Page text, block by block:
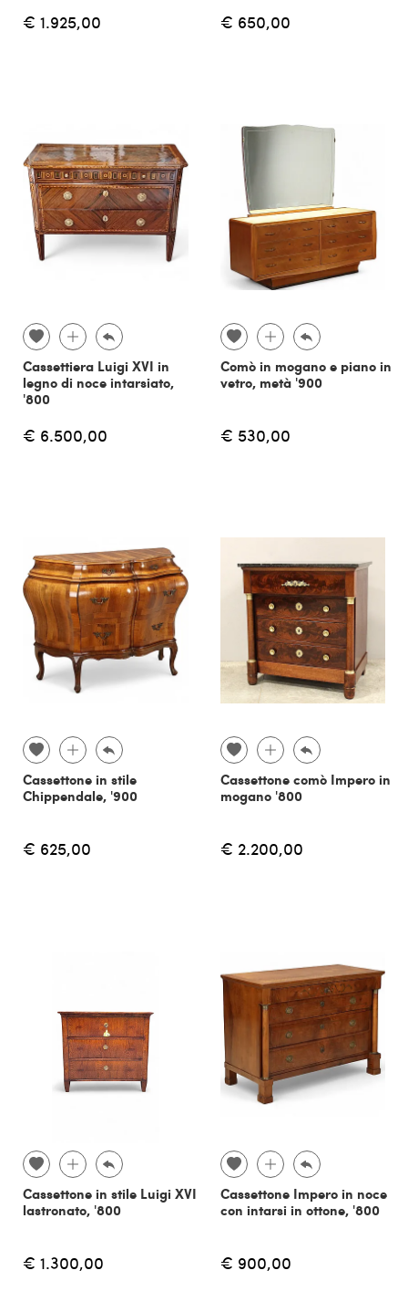
€ 1.925,00 € 650,00
Cassettiera Luigi XVI in
legno di noce intarsiato,
'800
€ 6.500,00
Comò in mogano e piano in
vetro, metà '900
€ 530,00
Cassettone in stile
Chippendale, '900
€ 625,00
Cassettone comò Impero in
mogano '800
€ 2.200,00
Cassettone in stile Luigi XVI
lastronato, '800
€ 1.300,00
Cassettone Impero in noce
con intarsi in ottone, '800
€ 900,00